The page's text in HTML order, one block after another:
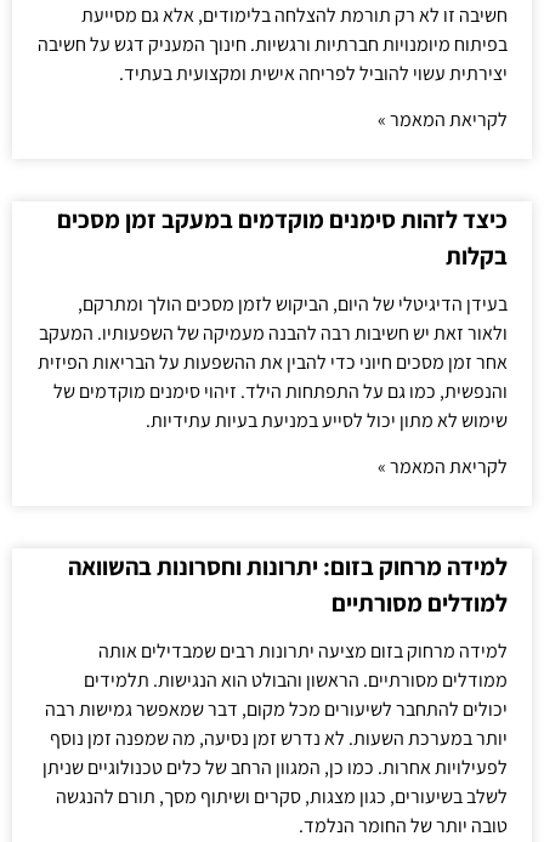
חשיבה זו לא רק תורמת להצלחה בלימודים, אלא גם מסייעת
בפיתוח מיומנויות חברתיות ורגשיות. חינוך המעניק דגש על חשיבה
יצירתית עשוי להוביל לפריחה אישית ומקצועית בעתיד.
לקריאת המאמר »
כיצד לזהות סימנים מוקדמים במעקב זמן מסכים
בקלות
בעידן הדיגיטלי של היום, הביקוש לזמן מסכים הולך ומתרקם,
ולאור זאת יש חשיבות רבה להבנה מעמיקה של השפעותיו. המעקב
אחר זמן מסכים חיוני כדי להבין את ההשפעות על הבריאות הפיזית
והנפשית, כמו גם על התפתחות הילד. זיהוי סימנים מוקדמים של
שימוש לא מתון יכול לסייע במניעת בעיות עתידיות.
לקריאת המאמר »
למידה מרחוק בזום: יתרונות וחסרונות בהשוואה
למודלים מסורתיים
למידה מרחוק בזום מציעה יתרונות רבים שמבדילים אותה
ממודלים מסורתיים. הראשון והבולט הוא הנגישות. תלמידים
יכולים להתחבר לשיעורים מכל מקום, דבר שמאפשר גמישות רבה
יותר במערכת השעות. לא נדרש זמן נסיעה, מה שמפנה זמן נוסף
לפעילויות אחרות. כמו כן, המגוון הרחב של כלים טכנולוגיים שניתן
לשלב בשיעורים, כגון מצגות, סקרים ושיתוף מסך, תורם להנגשה
טובה יותר של החומר הנלמד.